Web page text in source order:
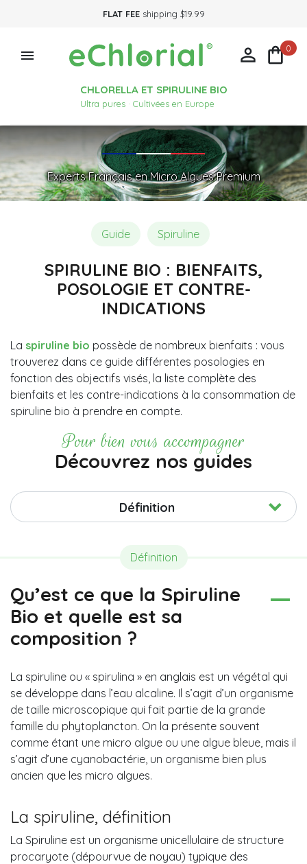
FLAT FEEshipping $19.99

CHLORELLA ET SPIRULINE BIO
Ultra pures · Cultivées en Europe
 0
Experts Français en Micro Algues Premium
Guide Spiruline
SPIRULINE BIO : BIENFAITS,
POSOLOGIE ET CONTRE-
INDICATIONS
La spiruline bio possède de nombreux bienfaits : vous
trouverez dans ce guide différentes posologies en
fonction des objectifs visés, la liste complète des
bienfaits et les contre-indications à la consommation de
spiruline bio à prendre en compte.
Pour bien vous accompagner
Découvrez nos guides
Définition
Définition
Qu’est ce que la Spiruline
Bio et quelle est sa
composition ?
La spiruline ou « spirulina » en anglais est un végétal qui
se développe dans l’eau alcaline. Il s’agit d’un organisme
de taille microscopique qui fait partie de la grande
famille du phytoplancton. On la présente souvent
comme étant une micro algue ou une algue bleue, mais il
s’agit d’une cyanobactérie, un organisme bien plus
ancien que les micro algues.
La spiruline, définition
La Spiruline est un organisme unicellulaire de structure
procaryote (dépourvue de noyau) typique des